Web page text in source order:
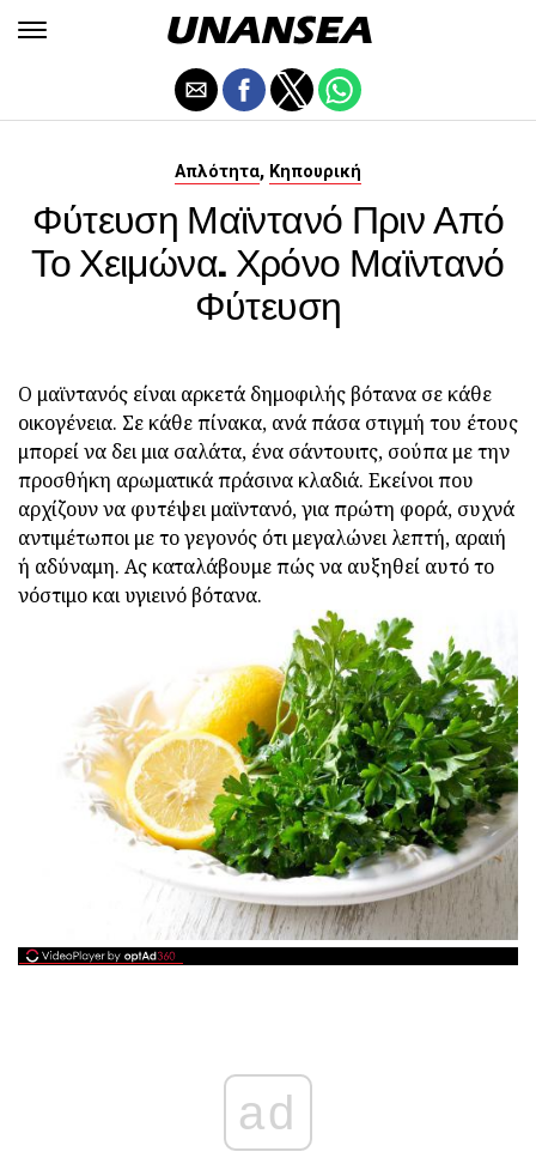
Απλότητα, Κηπουρική
Φύτευση Μαϊντανό Πριν Από
Το Χειμώνα. Χρόνο Μαϊντανό
Φύτευση
Ο μαϊντανός είναι αρκετά δημοφιλής βότανα σε κάθε
οικογένεια. Σε κάθε πίνακα, ανά πάσα στιγμή του έτους
μπορεί να δει μια σαλάτα, ένα σάντουιτς, σούπα με την
προσθήκη αρωματικά πράσινα κλαδιά. Εκείνοι που
αρχίζουν να φυτέψει μαϊντανό, για πρώτη φορά, συχνά
αντιμέτωποι με το γεγονός ότι μεγαλώνει λεπτή, αραιή
ή αδύναμη. Ας καταλάβουμε πώς να αυξηθεί αυτό το
νόστιμο και υγιεινό βότανα.
ad